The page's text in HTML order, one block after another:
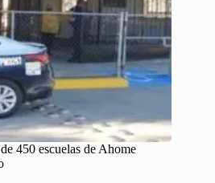
450 escuelas de Ahome